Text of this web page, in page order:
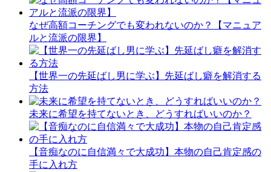
なぜ高額コーチングでも変われないのか？【マニュア
ルと流派の限界】
【世界一の先延ばし男に学ぶ】先延ばし癖を解消する
方法
未来に希望を持てないとき、どうすればいいのか？
【音痴なのに自信満々で大成功】本物の自己肯定感の
手に入れ方